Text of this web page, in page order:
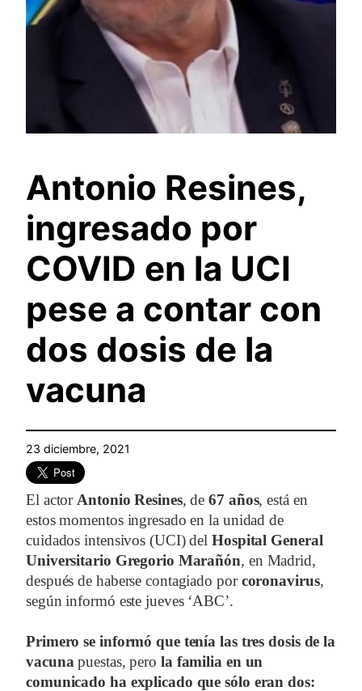
Antonio Resines,
ingresado por
COVID en la UCI
pese a contar con
dos dosis de la
vacuna
23 diciembre, 2021
El actor Antonio Resines, de 67 años, está en
estos momentos ingresado en la unidad de
cuidados intensivos (UCI) del Hospital General
Universitario Gregorio Marañón, en Madrid,
después de haberse contagiado porcoronavirus,
según informó este jueves ‘ABC’.
Primero se informó que tenía las tres dosis de la
vacuna puestas, pero la familia en un
comunicado ha explicado que sólo eran dos: